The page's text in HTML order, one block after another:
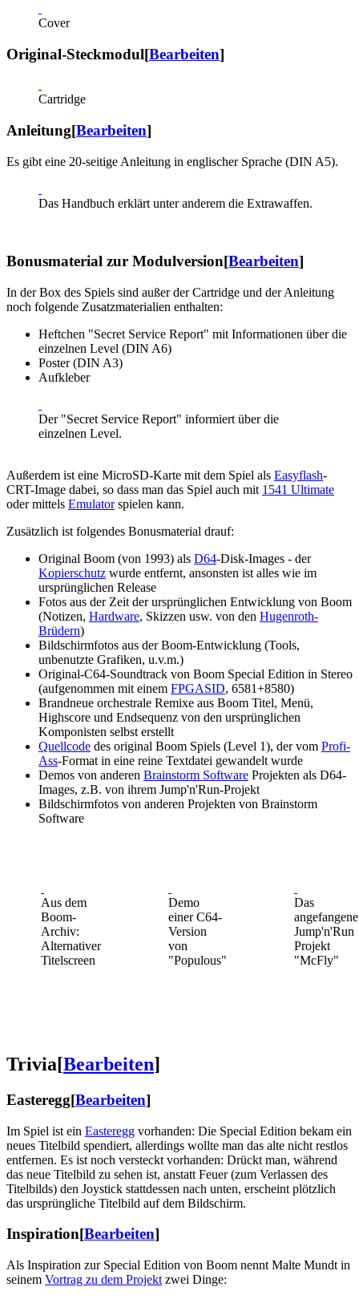
Cover
Original-Steckmodul[Bearbeiten]
Cartridge
Anleitung[Bearbeiten]
Es gibt eine 20-seitige Anleitung in englischer Sprache (DIN A5).
Das Handbuch erklärt unter anderem die Extrawaffen.
Bonusmaterial zur Modulversion[Bearbeiten]
In der Box des Spiels sind außer der Cartridge und der Anleitung
noch folgende Zusatzmaterialien enthalten:
Heftchen "Secret Service Report" mit Informationen über die
einzelnen Level (DIN A6)
Poster (DIN A3)
Aufkleber
Der "Secret Service Report" informiert über die
einzelnen Level.
Außerdem ist eine MicroSD-Karte mit dem Spiel als Easyflash-
CRT-Image dabei, so dass man das Spiel auch mit 1541 Ultimate
oder mittels Emulatorspielen kann.
Zusätzlich ist folgendes Bonusmaterial drauf:
Original Boom (von 1993) als D64-Disk-Images - der
Kopierschutz wurde entfernt, ansonsten ist alles wie im
ursprünglichen Release
Fotos aus der Zeit der ursprünglichen Entwicklung von Boom
(Notizen, Hardware, Skizzen usw. von den Hugenroth-
Brüdern)
Bildschirmfotos aus der Boom-Entwicklung (Tools,
unbenutzte Grafiken, u.v.m.)
Original-C64-Soundtrack von Boom Special Edition in Stereo
(aufgenommen mit einem FPGASID, 6581+8580)
Brandneue orchestrale Remixe aus Boom Titel, Menü,
Highscore und Endsequenz von den ursprünglichen
Komponisten selbst erstellt
Quellcode des original Boom Spiels (Level 1), der vom Profi-
Ass-Format in eine reine Textdatei gewandelt wurde
Demos von anderen Brainstorm Software Projekten als D64-
Images, z.B. von ihrem Jump'n'Run-Projekt
Bildschirmfotos von anderen Projekten von Brainstorm
Software
Aus dem
Boom-
Archiv:
Alternativer
Titelscreen
Demo
einer C64-
Version
von
"Populous"
Das
angefangene
Jump'n'Run
Projekt
"McFly"
Trivia[Bearbeiten]
Easteregg[Bearbeiten]
Im Spiel ist ein Easteregg vorhanden: Die Special Edition bekam ein
neues Titelbild spendiert, allerdings wollte man das alte nicht restlos
entfernen. Es ist noch versteckt vorhanden: Drückt man, während
das neue Titelbild zu sehen ist, anstatt Feuer (zum Verlassen des
Titelbilds) den Joystick stattdessen nach unten, erscheint plötzlich
das ursprüngliche Titelbild auf dem Bildschirm.
Inspiration[Bearbeiten]
Als Inspiration zur Special Edition von Boom nennt Malte Mundt in
seinem Vortrag zu dem Projekt zwei Dinge: